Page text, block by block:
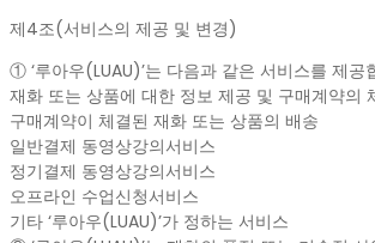
제4조(서비스의 제공 및 변경)
① ‘루아우(LUAU)’는 다음과 같은 서비스를 제공
재화 또는 상품에 대한 정보 제공 및 구매계약의
구매계약이 체결된 재화 또는 상품의 배송
일반결제 동영상강의서비스
정기결제 동영상강의서비스
오프라인 수업신청서비스
기타 ‘루아우(LUAU)’가 정하는 서비스